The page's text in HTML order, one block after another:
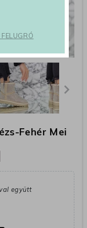
Fehér Mei
együtt